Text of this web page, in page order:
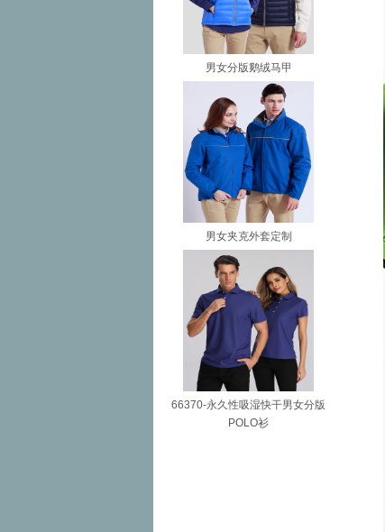
男女分版鹅绒马甲
男女夹克外套定制
66370-永久性吸湿快干男女分版
POLO衫